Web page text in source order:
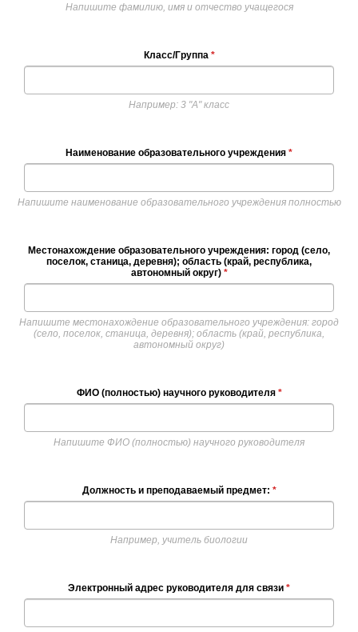
Напишите фамилию, имя и отчество учащегося
Класс/Группа *
Например: 3 "А" класс
Наименование образовательного учреждения *
Напишите наименование образовательного учреждения полностью
Местонахождение образовательного учреждения: город (село,
поселок, станица, деревня); область (край, республика,
автономный округ) *
Напишите местонахождение образовательного учреждения: город
(село, поселок, станица, деревня); область (край, республика,
автономный округ)
ФИО (полностью) научного руководителя *
Напишите ФИО (полностью) научного руководителя
Должность и преподаваемый предмет: *
Например, учитель биологии
Электронный адрес руководителя для связи *